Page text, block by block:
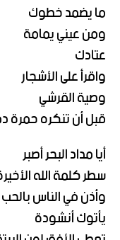
ما يضمد خطوك
ومن عيني يمامة
عتادك
واقرأ على الأشجار
وصية القرشي
قبل أن تنكره حمرة
أيا مداد البحر أصبر
سطر كلمة الله
وأذن في الناس بالحب
يأتوك أنشودة